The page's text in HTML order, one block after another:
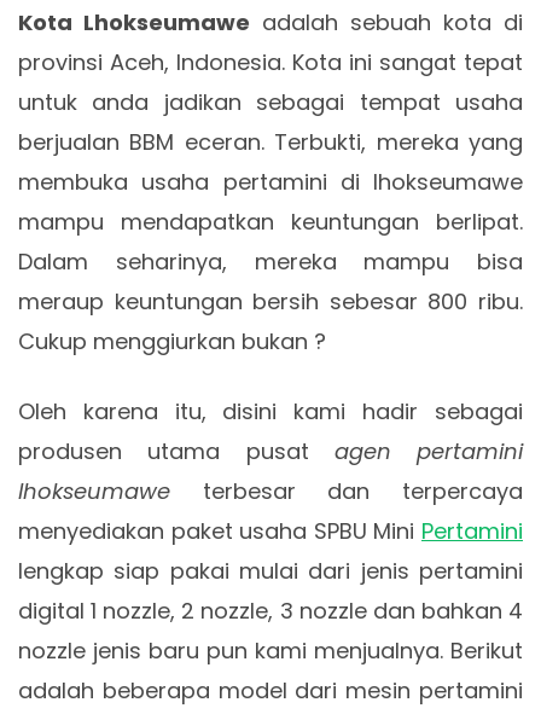
Kota Lhokseumawe adalah sebuah kota di
provinsi Aceh, Indonesia. Kota ini sangat tepat
untuk anda jadikan sebagai tempat usaha
berjualan BBM eceran. Terbukti, mereka yang
membuka usaha pertamini di lhokseumawe
mampu mendapatkan keuntungan berlipat.
Dalam seharinya, mereka mampu bisa
meraup keuntungan bersih sebesar 800 ribu.
Cukup menggiurkan bukan ?
Oleh karena itu, disini kami hadir sebagai
produsen utama pusat agen pertamini
lhokseumawe terbesar dan terpercaya
menyediakan paket usaha SPBU Mini Pertamini
lengkap siap pakai mulai dari jenis pertamini
digital 1 nozzle, 2 nozzle, 3 nozzle dan bahkan 4
nozzle jenis baru pun kami menjualnya. Berikut
adalah beberapa model dari mesin pertamini